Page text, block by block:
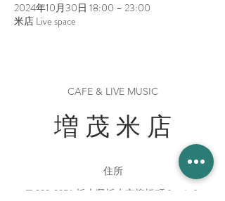
2024年10月30日 18:00 – 23:00
米店 Live space
CAFE & LIVE MUSIC
増 茂 米 店
住所
〒328-0051 栃木県栃木市柳橋町２−１３